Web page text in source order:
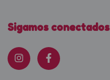
Sigamos conectados